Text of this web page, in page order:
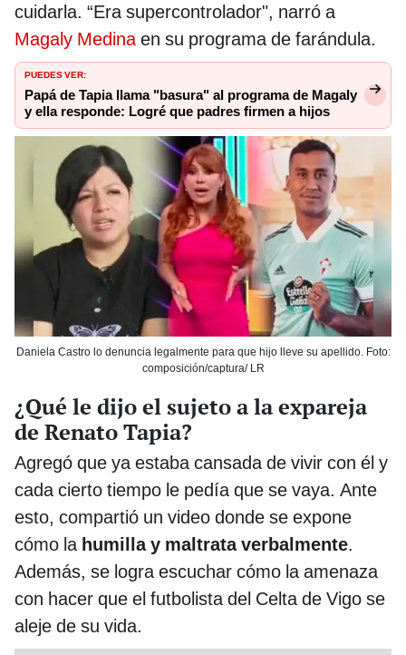
cuidarla. “Era supercontrolador", narró a
Magaly Medinaen su programa de farándula.
PUEDES VER:
Papá de Tapia llama "basura" al programa de Magaly
y ella responde: Logré que padres firmen a hijos
Daniela Castro lo denuncia legalmente para que hijo lleve su apellido. Foto:
composición/captura/ LR
¿Qué le dijo el sujeto a la expareja
de Renato Tapia?
Agregó que ya estaba cansada de vivir con él y
cada cierto tiempo le pedía que se vaya. Ante
esto, compartió un video donde se expone
cómo la humilla y maltrata verbalmente.
Además, se logra escuchar cómo la amenaza
con hacer que el futbolista del Celta de Vigo se
aleje de su vida.